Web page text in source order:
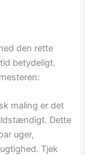
den rette
betydeligt.
maling er det
Dette
uger,
Tjek